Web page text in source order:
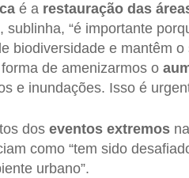
é a restauração das
sublinha, “é importante
biodiversidade e mantêm
de amenizarmos o
e inundações. Isso é
dos eventos extremosna
como “tem sido
urbano”.